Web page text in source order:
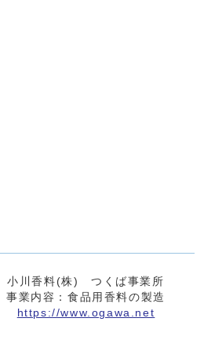
小川香料(株) つくば事業所
事業内容：食品用香料の製造
https://www.ogawa.net